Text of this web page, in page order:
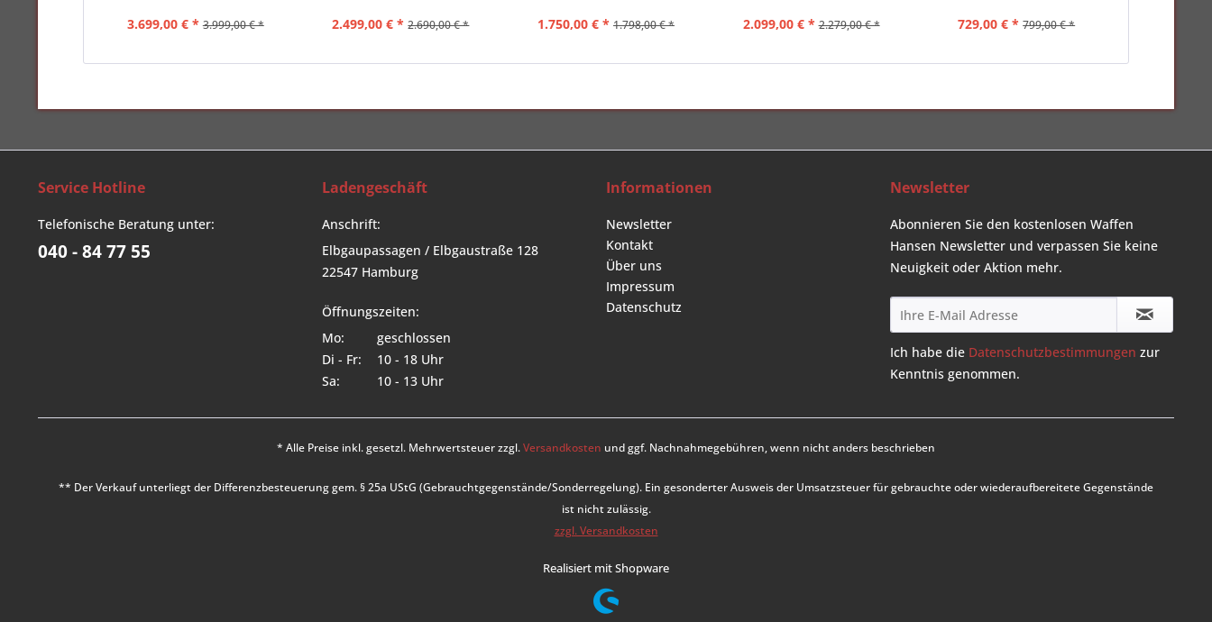
3.699,00 € * 3.999,00 € * 2.499,00 € * 2.690,00 € * 1.750,00 € * 1.798,00 € * 2.099,00 € * 2.279,00 € * 729,00 € * 799,00 € *
Service Hotline
Telefonische Beratung unter:
040 - 84 77 55
Ladengeschäft
Anschrift:
Elbgaupassagen / Elbgaustraße 128
22547 Hamburg
Öffnungszeiten:
Mo:
geschlossen
Di - Fr:
10 - 18 Uhr
Sa:
10 - 13 Uhr
Informationen
Newsletter
Kontakt
Über uns
Impressum
Datenschutz
Newsletter
Abonnieren Sie den kostenlosen Waffen
Hansen Newsletter und verpassen Sie keine
Neuigkeit oder Aktion mehr.
Ich habe die Datenschutzbestimmungen zur
Kenntnis genommen.
* Alle Preise inkl. gesetzl. Mehrwertsteuer zzgl.Versandkosten und ggf. Nachnahmegebühren, wenn nicht anders beschrieben
** Der Verkauf unterliegt der Differenzbesteuerung gem. § 25a UStG (Gebrauchtgegenstände/Sonderregelung). Ein gesonderter Ausweis der Umsatzsteuer für gebrauchte oder wiederaufbereitete Gegenstände
ist nicht zulässig.
zzgl. Versandkosten
Realisiert mit Shopware